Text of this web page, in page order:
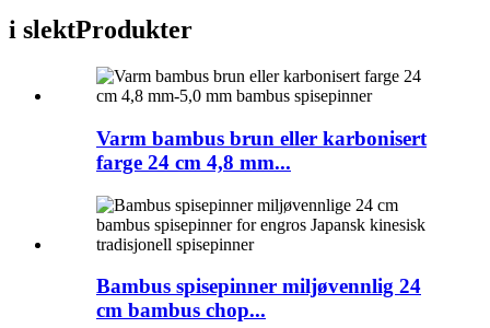
i slektProdukter
Varm bambus brun eller karbonisert
farge 24 cm 4,8 mm...
Bambus spisepinner miljøvennlig 24
cm bambus chop...